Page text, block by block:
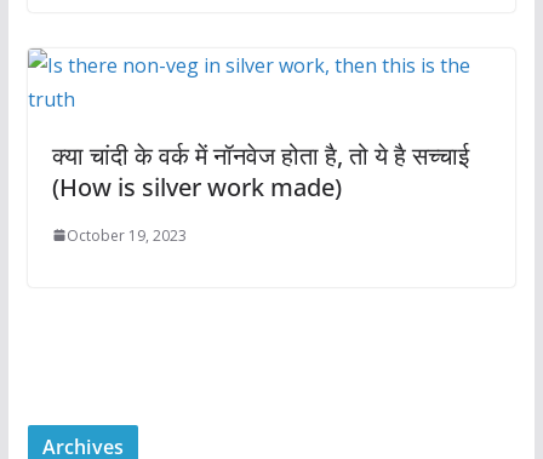
क्या चांदी के वर्क में नॉनवेज होता है, तो ये है सच्चाई
(How is silver work made)
October 19, 2023
Archives